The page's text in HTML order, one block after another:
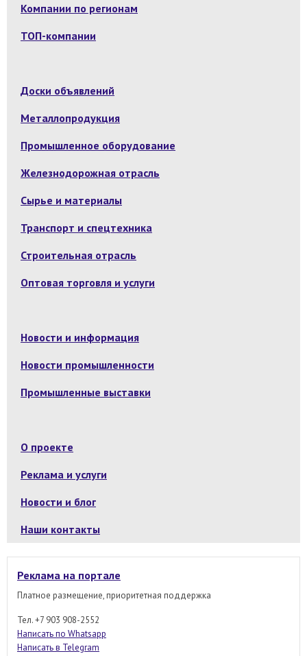
Компании по регионам
ТОП-компании
Доски объявлений
Металлопродукция
Промышленное оборудование
Железнодорожная отрасль
Сырье и материалы
Транспорт и спецтехника
Строительная отрасль
Оптовая торговля и услуги
Новости и информация
Новости промышленности
Промышленные выставки
О проекте
Реклама и услуги
Новости и блог
Наши контакты
Реклама на портале
Платное размещение, приоритетная поддержка
Тел. +7 903 908-2552
Написать по Whatsapp
Написать в Telegram